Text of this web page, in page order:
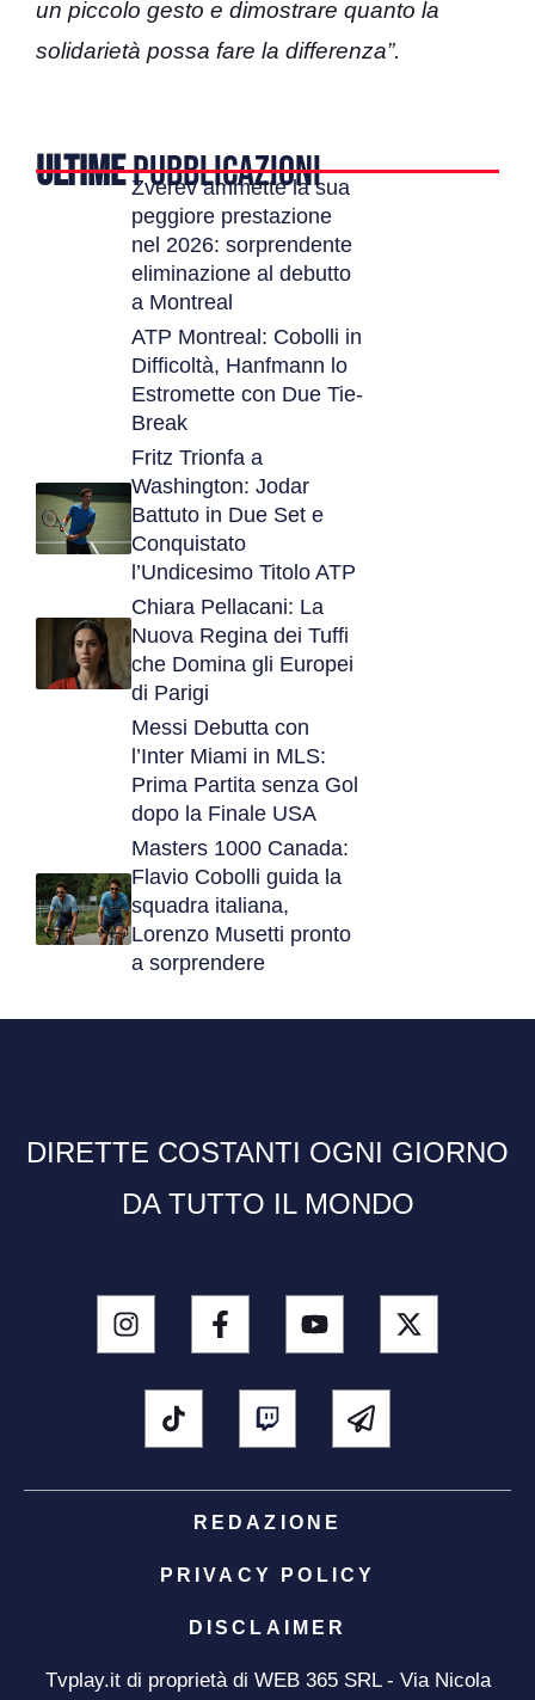
un piccolo gesto e dimostrare quanto la
solidarietà possa fare la differenza”.
ULTIMEPUBBLICAZIONI
Zverev ammette la sua
peggiore prestazione
nel 2026: sorprendente
eliminazione al debutto
a Montreal
ATP Montreal: Cobolli in
Difficoltà, Hanfmann lo
Estromette con Due Tie-
Break
Fritz Trionfa a
Washington: Jodar
Battuto in Due Set e
Conquistato
l’Undicesimo Titolo ATP
Chiara Pellacani: La
Nuova Regina dei Tuffi
che Domina gli Europei
di Parigi
Messi Debutta con
l’Inter Miami in MLS:
Prima Partita senza Gol
dopo la Finale USA
Masters 1000 Canada:
Flavio Cobolli guida la
squadra italiana,
Lorenzo Musetti pronto
a sorprendere
DIRETTE COSTANTI OGNI GIORNO
DA TUTTO IL MONDO
REDAZIONE
PRIVACY POLICY
DISCLAIMER
Tvplay.it di proprietà di WEB 365 SRL - Via Nicola